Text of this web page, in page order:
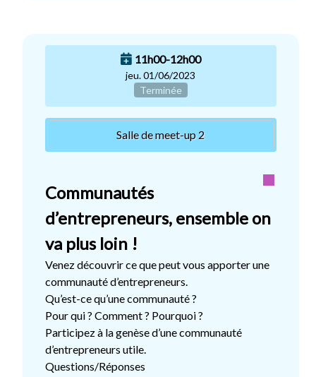
11h00-12h00
jeu. 01/06/2023
Terminée
Salle de meet-up 2
Communautés
d’entrepreneurs, ensemble on
va plus loin !
Venez découvrir ce que peut vous apporter une
communauté d’entrepreneurs.
Qu’est-ce qu’une communauté ?
Pour qui ? Comment ? Pourquoi ?
Participez à la genèse d’une communauté
d’entrepreneurs utile.
Questions/Réponses